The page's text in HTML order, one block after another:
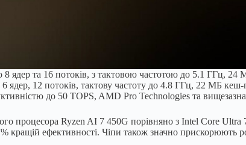
ядер та 16 потоків, з тактовою частотою до 5.1 ГГц, 24
12 потоків, тактову частоту до 4.8 ГГц, 22 МБ кеш-
до 50 TOPS, AMD Pro Technologies та
процесора Ryzen AI 7 450G порівняно з Intel Core
кращій ефективності. Чіпи також значно